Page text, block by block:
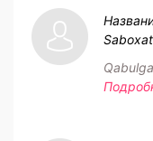
Saboxat